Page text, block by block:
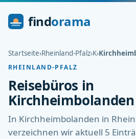
findorama
Startseite›Rheinland-Pfalz›K›
RHEINLAND-PFALZ
Reisebüros in
Kirchheimbolanden
In Kirchheimbolanden in
verzeichnen wir aktuell 5